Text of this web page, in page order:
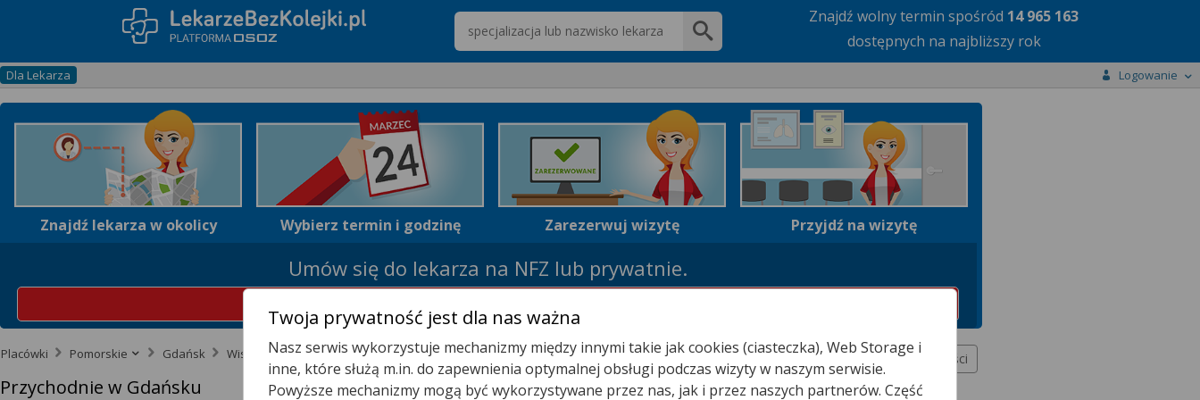
Znajdź wolny termin spośród 14 965 163
dostępnych na najbliższy rok
Wpisz nazwę lekarza
Dla Lekarza Logowanie
Znajdź lekarza w okolicy Wybierz termin i godzinę Zarezerwuj wizytę Przyjdź na wizytę
Umów się do lekarza na NFZ lub prywatnie.
Placówki Pomorskie Gdańsk Wisłoujście Więcej miejscowości
Przychodnie w Gdańsku
Twoja prywatność jest dla nas ważna
Nasz serwis wykorzystuje mechanizmy między innymi takie jak cookies (ciasteczka), Web Storage i
inne, które służą m.in. do zapewnienia optymalnej obsługi podczas wizyty w naszym serwisie.
Powyższe mechanizmy mogą być wykorzystywane przez nas, jak i przez naszych partnerów. Część